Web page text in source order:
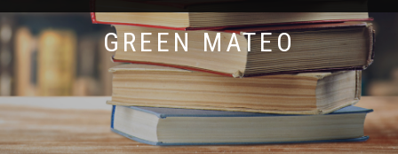
GREEN MATEO